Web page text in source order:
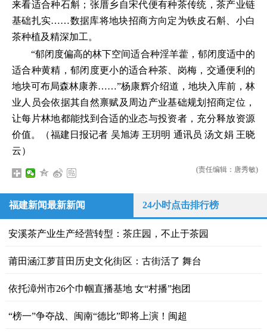
来看适合种石斛；张厝乡自宋代便有种茶传统，茶产业链
基础扎实……数据库将地块招商方向定为铁皮石斛、小白
茶种植及精深加工。
“郁闭度偏高的林下空间适合种淫羊藿，郁闭度适中的
适合种黄精，郁闭度更小的适合种茶、岗梅，交通便利的
地块可布局森林康养……”杨康辉介绍道，地块入库前，林
业人员会依据其自然禀赋及周边产业基础规划招商定位，
让每片林地都能找到合适的业态与投资者，充分释放资源
价值。（福建日报记者 吴旭涛 王玥明 通讯员 汤文娟 王晓
云）
(责任编辑：唐秀敏)
福建新闻最新新闻 24小时点击排行榜
安溪茶产业生产经营转型：茶庄园，不止于茶园
莆田涵江萝苜田历史文化街区：古街活了 舞台
依托漳州市26个巾帼直播基地 女“村播”抱团
“榜一”争夺战、闽南“德比”即将上演！闽超